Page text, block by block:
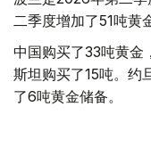
二季度增加了51吨黄
中国购买了33吨黄金
斯坦购买了15吨。约
了6吨黄金储备。